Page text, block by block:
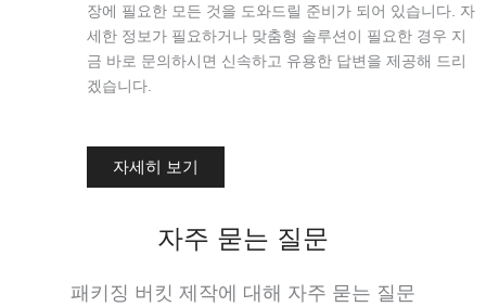
장에 필요한 모든 것을 도와드릴 준비가 되어 있습니다. 자
세한 정보가 필요하거나 맞춤형 솔루션이 필요한 경우 지
금 바로 문의하시면 신속하고 유용한 답변을 제공해 드리
겠습니다.
자세히 보기
자주 묻는 질문
패키징 버킷 제작에 대해 자주 묻는 질문